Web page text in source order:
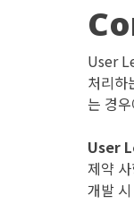
User
처리하
는 경
User
제약
개발